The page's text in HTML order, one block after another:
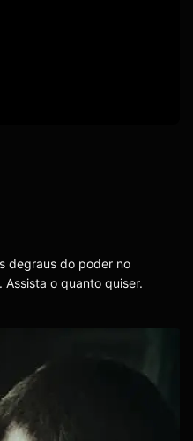
degraus do poder no
Assista o quanto quiser.